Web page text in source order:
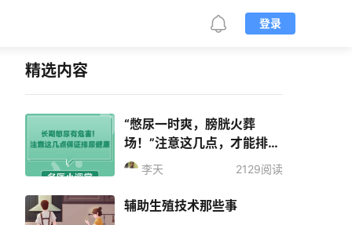
登录
精选内容
“憋尿一时爽，膀胱火葬
场！”注意这几点，才能排尿
健康李天 2129阅读
辅助生殖技术那些事